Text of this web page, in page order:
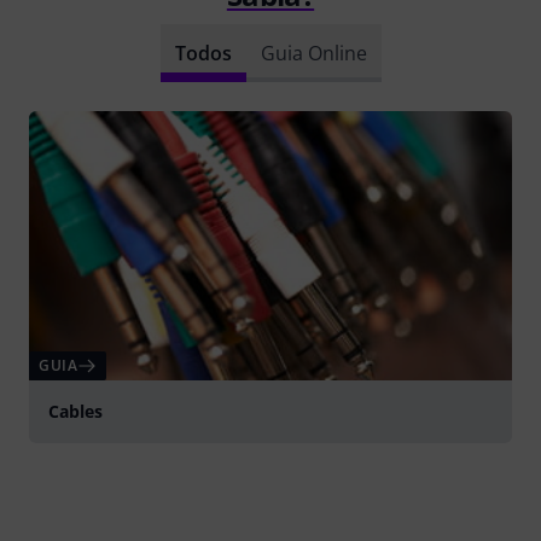
Todos Guia Online
GUIA
Cables